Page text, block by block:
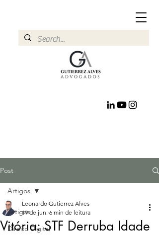
Post
Artigos
Direito Digital
Artigos
Vitória: STF Derruba Idade
Leonardo Gutierrez Alves
19 de jun. 6 min de leitura